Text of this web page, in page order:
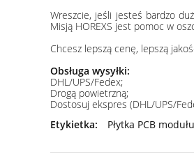
Wreszcie, jeśli jesteś bardzo
Misją HOREXS jest pomoc w
Chcesz lepszą cenę, lepszą
Obsługa wysyłki:
DHL/UPS/Fedex;
Drogą powietrzną;
Dostosuj ekspres (DHL/UPS/
Etykietka:
Płytka PCB